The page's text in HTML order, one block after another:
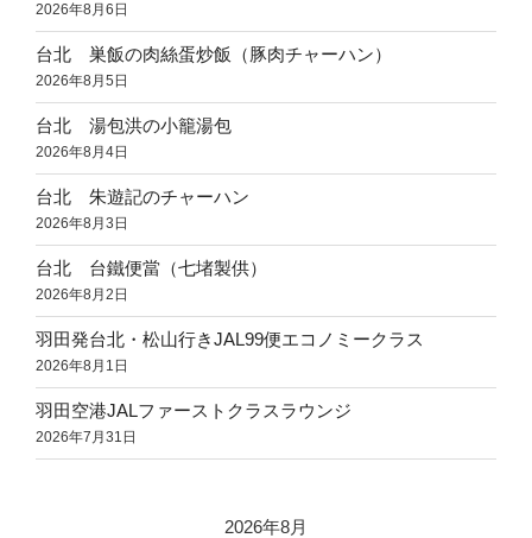
2026年8月6日
台北 巣飯の肉絲蛋炒飯（豚肉チャーハン）
2026年8月5日
台北 湯包洪の小籠湯包
2026年8月4日
台北 朱遊記のチャーハン
2026年8月3日
台北 台鐵便當（七堵製供）
2026年8月2日
羽田発台北・松山行きJAL99便エコノミークラス
2026年8月1日
羽田空港JALファーストクラスラウンジ
2026年7月31日
2026年8月